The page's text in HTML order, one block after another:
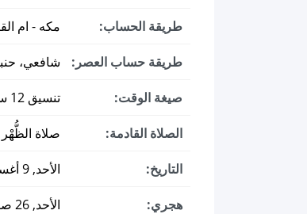
طريقة الحساب: مكه - ام
طريقة حساب العصر: شافعي،
صيغة الوقت: تنسيق 12 ساعة
الصلاة القادمة: صلاة الظُّهْر
التاريخ: الأحد, 9 أغسطس 2026 ميلادي
هجري: الأحد, 26 صفر 1448